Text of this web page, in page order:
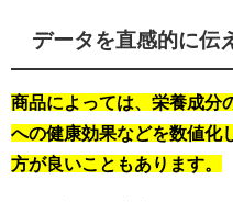
データを直感的に伝
商品によっては、栄養成分
への健康効果などを数値化
方が良いこともあります。